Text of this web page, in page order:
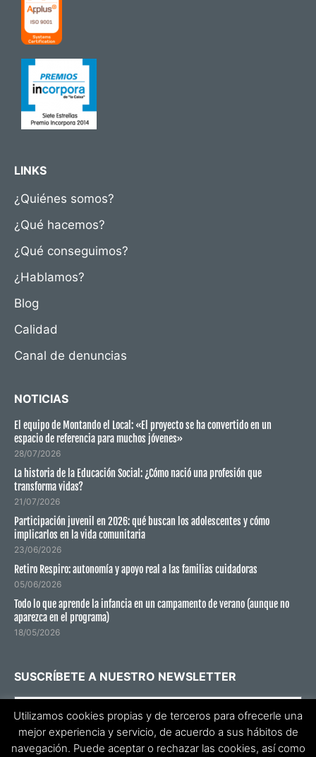
LINKS
¿Quiénes somos?
¿Qué hacemos?
¿Qué conseguimos?
¿Hablamos?
Blog
Calidad
Canal de denuncias
NOTICIAS
El equipo de Montando el Local: «El proyecto se ha convertido en un
espacio de referencia para muchos jóvenes»
28/07/2026
La historia de la Educación Social: ¿Cómo nació una profesión que
transforma vidas?
21/07/2026
Participación juvenil en 2026: qué buscan los adolescentes y cómo
implicarlos en la vida comunitaria
23/06/2026
Retiro Respiro: autonomía y apoyo real a las familias cuidadoras
05/06/2026
Todo lo que aprende la infancia en un campamento de verano (aunque no
aparezca en el programa)
18/05/2026
SUSCRÍBETE A NUESTRO NEWSLETTER
He leído y acepto lapolítica de privacidad
Utilizamos cookies propias y de terceros para ofrecerle una
mejor experiencia y servicio, de acuerdo a sus hábitos de
navegación. Puede aceptar o rechazar las cookies, así como